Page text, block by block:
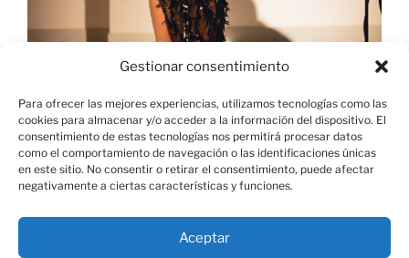
Gestionar consentimiento
Para ofrecer las mejores experiencias, utilizamos tecnologías como las
cookies para almacenar y/o acceder a la información del dispositivo. El
consentimiento de estas tecnologías nos permitirá procesar datos
como el comportamiento de navegación o las identificaciones únicas
en este sitio. No consentir o retirar el consentimiento, puede afectar
negativamente a ciertas características y funciones.
Aceptar
Aprende desde cero de esta maravillosa danza…